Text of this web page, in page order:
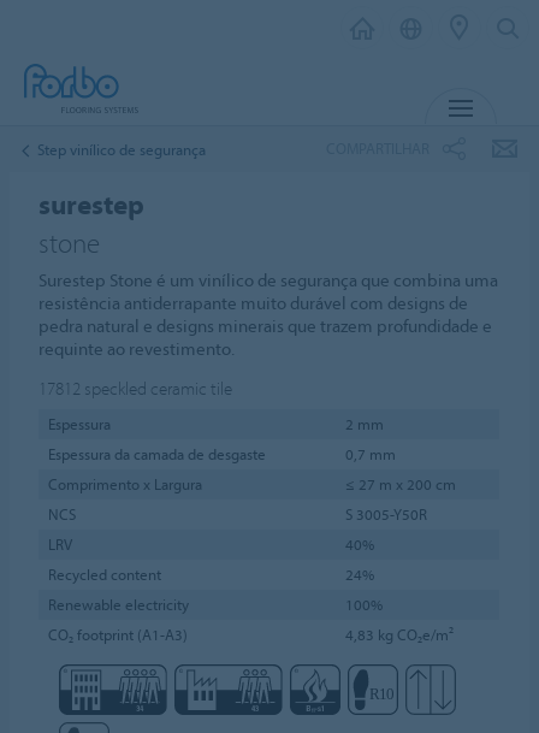
Step vinílico de segurança
surestep
stone
Surestep Stone é um vinílico de segurança que combina uma
resistência antiderrapante muito durável com designs de
pedra natural e designs minerais que trazem profundidade e
requinte ao revestimento.
17812 speckled ceramic tile
Espessura
2 mm
Espessura da camada de desgaste
0,7 mm
Comprimento x Largura
≤ 27 m x 200 cm
NCS
S 3005-Y50R
LRV
40%
Recycled content
24%
Renewable electricity
100%
CO₂ footprint (A1-A3)
4,83 kg CO₂e/m²